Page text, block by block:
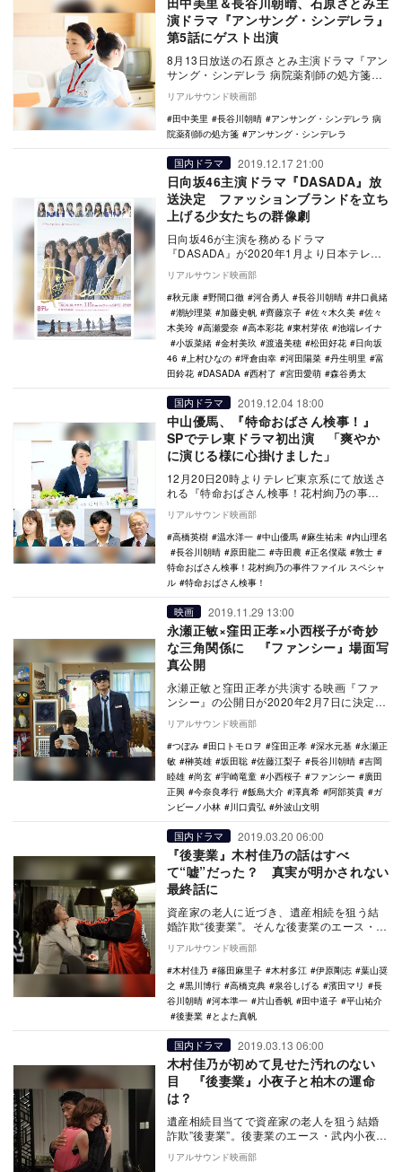
演ドラマ『アンサング・シンデレラ』
第5話にゲスト出演
8月13日放送の石原さとみ主演ドラマ『アン
サング・シンデレラ 病院薬剤師の処方箋』
（フジテレビ系）の第5話に、田中美里と長
谷川朝…
リアルサウンド映画部
田中美里
長谷川朝晴
アンサング・シンデレラ 病
院薬剤師の処方箋
アンサング・シンデレラ
国内ドラマ 2019.12.17 21:00
日向坂46主演ドラマ『DASADA』放
送決定 ファッションブランドを立ち
上げる少女たちの群像劇
日向坂46が主演を務めるドラマ
『DASADA』が2020年1月より日本テレビ
で放送されることが決定した。 日向坂46
のメンバ…
リアルサウンド映画部
秋元康
野間口徹 河合勇人 長谷川朝晴
井口眞緒
潮紗理菜
加藤史帆 齊藤京子 佐々木久美
佐々
木美玲
高瀬愛奈 高本彩花 東村芽依
池端レイナ
小坂菜緒
金村美玖 渡邉美穂 松田好花
日向坂
46
上村ひなの 坪倉由幸 河田陽菜 丹生明里
富
田鈴花
DASADA 西村了 宮田愛萌 森谷勇太
国内ドラマ 2019.12.04 18:00
中山優馬、『特命おばさん検事！』
SPでテレ東ドラマ初出演 「爽やか
に演じる様に心掛けました」
12月20日20時よりテレビ東京系にて放送さ
れる『特命おばさん検事！花村絢乃の事件
ファイル スペシャル』に、内山理名や中山
優馬ら…
リアルサウンド映画部
高橋英樹
温水洋一 中山優馬 麻生祐未
内山理名
長谷川朝晴
原田龍二 寺田農 正名僕蔵
敦士
特命おばさん検事！花村絢乃の事件ファイル スペシャ
ル
特命おばさん検事！
映画 2019.11.29 13:00
永瀬正敏×窪田正孝×小西桜子が奇妙
な三角関係に 『ファンシー』場面写
真公開
永瀬正敏と窪田正孝が共演する映画『ファ
ンシー』の公開日が2020年2月7日に決定
し、場面写真が公開された。 本作は、連
合赤軍…
リアルサウンド映画部
つぼみ
田口トモロヲ 窪田正孝 深水元基
永瀬正
敏
榊英雄 坂田聡 佐藤江梨子 長谷川朝晴
吉岡
睦雄
尚玄 宇崎竜童 小西桜子 ファンシー
廣田
正興
今奈良孝行 飯島大介 澤真希 阿部英貴
ガ
ンビーノ小林
川口貴弘 外波山文明
国内ドラマ 2019.03.20 06:00
『後妻業』木村佳乃の話はすべ
て“嘘”だった？ 真実が明かされない
最終話に
資産家の老人に近づき、遺産相続を狙う結
婚詐欺“後妻業”。そんな後妻業のエース・武
内小夜子（木村佳乃）を主人公に描いたド
ラマ『後妻…
リアルサウンド映画部
木村佳乃
篠田麻里子 木村多江 伊原剛志
葉山奨
之
黒川博行 高橋克典 泉谷しげる 濱田マリ
長
谷川朝晴
河本準一 片山香帆 田中道子
平山祐介
後妻業
とよた真帆
国内ドラマ 2019.03.13 06:00
木村佳乃が初めて見せた汚れのない
目 『後妻業』小夜子と柏木の運命
は？
遺産相続目当てで資産家の老人を狙う結婚
詐欺”後妻業”。後妻業のエース・武内小夜子
（木村佳乃）を主人公に描いたドラマ『後
妻業』（カ…
リアルサウンド映画部